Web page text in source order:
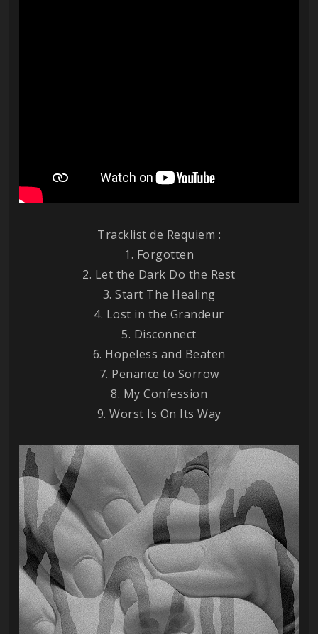
Tracklist de Requiem :
1. Forgotten
2. Let the Dark Do the Rest
3. Start The Healing
4. Lost in the Grandeur
5. Disconnect
6. Hopeless and Beaten
7. Penance to Sorrow
8. My Confession
9. Worst Is On Its Way